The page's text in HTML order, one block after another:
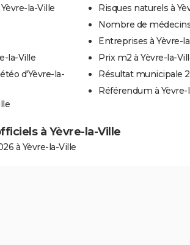
la-Ville
la-Ville
d'Yèvre-la-
Risques naturels à
Nombre de
Entreprises à Yèvre-
Prix m2 à Yèvre-la-
Résultat municipale
Référendum à Yèvre-
à Yèvre-la-Ville
à Yèvre-la-Ville